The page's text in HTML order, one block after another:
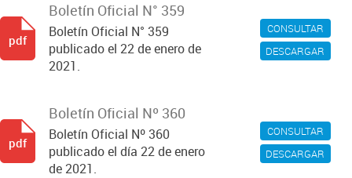
CONSULTAR
DESCARGAR
Boletín Oficial N° 359
Boletín Oficial N° 359
publicado el 22 de enero de
2021.
pdf
CONSULTAR
DESCARGAR
Boletín Oficial Nº 360
Boletín Oficial Nº 360
publicado el día 22 de enero
de 2021.
pdf